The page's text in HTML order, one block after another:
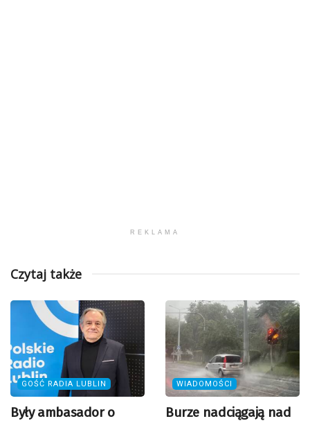
REKLAMA
Czytaj także
GOŚĆ RADIA LUBLIN
Były ambasador o
WIADOMOŚCI
Burze nadciągają nad